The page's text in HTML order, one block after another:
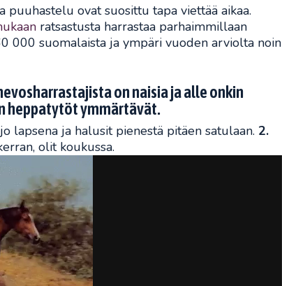
puuhastelu ovat suosittu tapa viettää aikaa.
ratsastusta harrastaa parhaimmillaan
000 suomalaista ja ympäri vuoden arviolta noin
on naisia ja alle onkin
heppatytöt ymmärtävät.
lapsena ja halusit pienestä pitäen satulaan. 2.
olit koukussa.